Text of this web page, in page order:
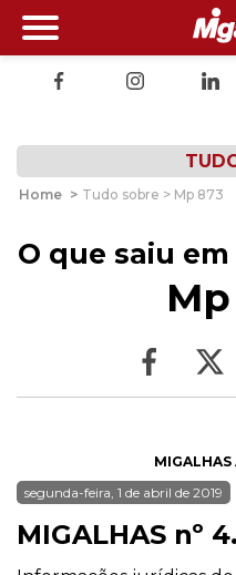
Home > Tudo sobre > Mp 873
O que saiu
MIGALHAS
segunda-feira, 1 de abril de 2019
MIGALHAS nº